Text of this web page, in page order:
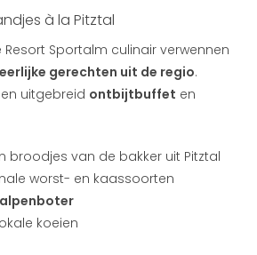
à la Pitztal
Resort Sportalm culinair verwennen
gerechten uit de regio.
uitgebreid ontbijtbuffet en
broodjes van de bakker uit Pitztal
worst- en kaassoorten
koeien